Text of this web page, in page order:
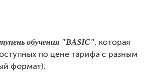
обучения "BASIC"
которая
по цене тарифа с разным
формат).